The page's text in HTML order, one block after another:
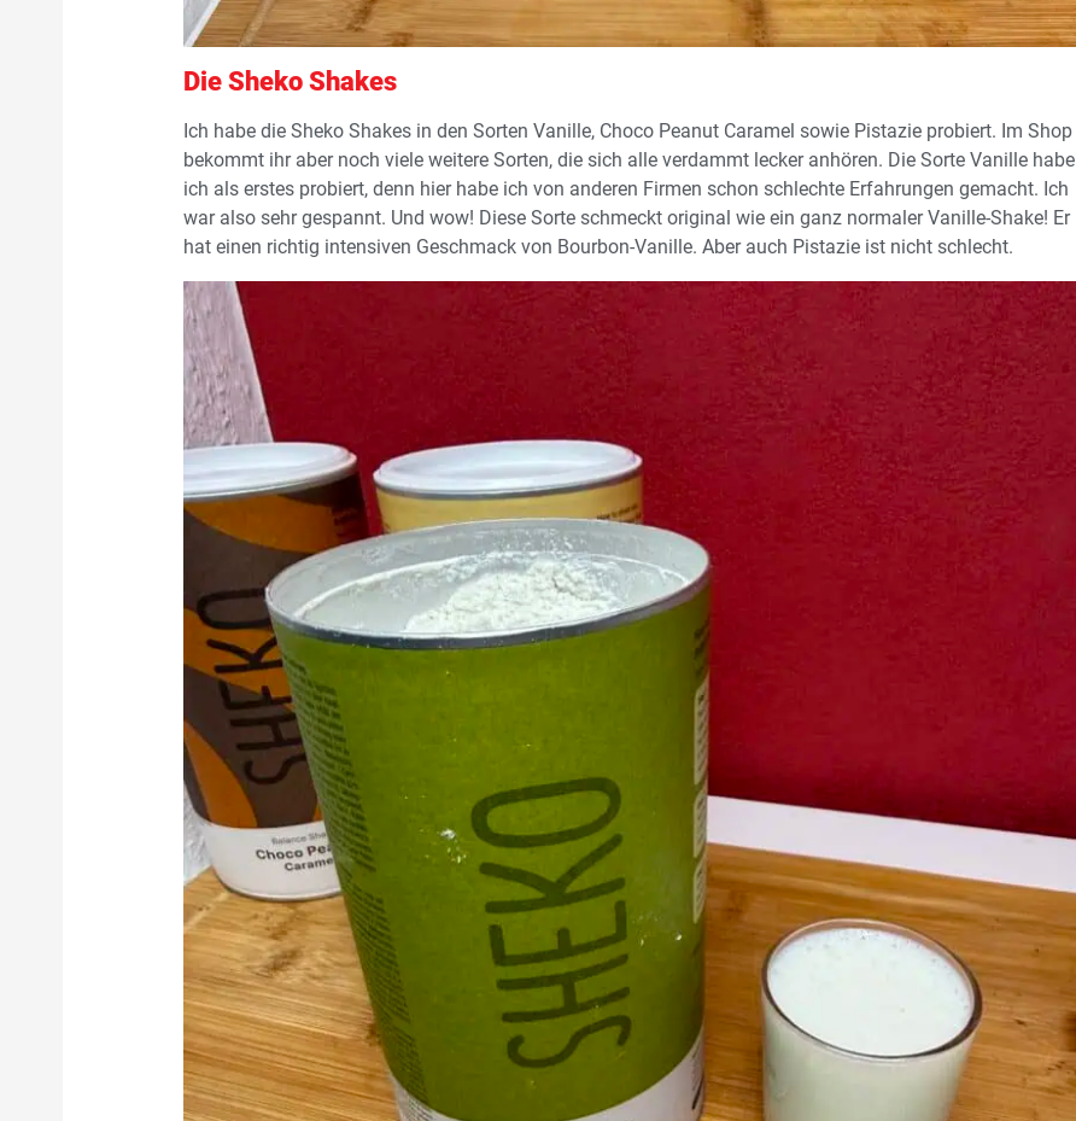
Die Sheko Shakes
Ich habe die Sheko Shakes in den Sorten Vanille, Choco Peanut Caramel sowie Pistazie probiert. Im Shop
bekommt ihr aber noch viele weitere Sorten, die sich alle verdammt lecker anhören. Die Sorte Vanille habe
ich als erstes probiert, denn hier habe ich von anderen Firmen schon schlechte Erfahrungen gemacht. Ich
war also sehr gespannt. Und wow! Diese Sorte schmeckt original wie ein ganz normaler Vanille-Shake! Er
hat einen richtig intensiven Geschmack von Bourbon-Vanille. Aber auch Pistazie ist nicht schlecht.